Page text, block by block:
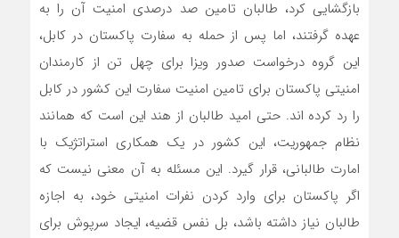
بازگشایی کرد، طالبان تامین صد درصدی امنیت آن را به
عهده گرفتند، اما پس از حمله به سفارت پاکستان در کابل،
این گروه درخواست صدور ویزا برای چهل تن از کارمندان
امنیتی پاکستان برای تامین امنیت سفارت این کشور در کابل
را رد کرده اند. حتی امید طالبان از هند این است که همانند
نظام جمهوریت، این کشور در یک همکاری استراتژیک با
امارت طالبانی، قرار گیرد. این مسئله به آن معنی نیست که
اگر پاکستان برای وارد کردن نفرات امنیتی خود، به اجازه
طالبان نیاز داشته باشد، بل نفس قضیه، ایجاد سرپوش برای